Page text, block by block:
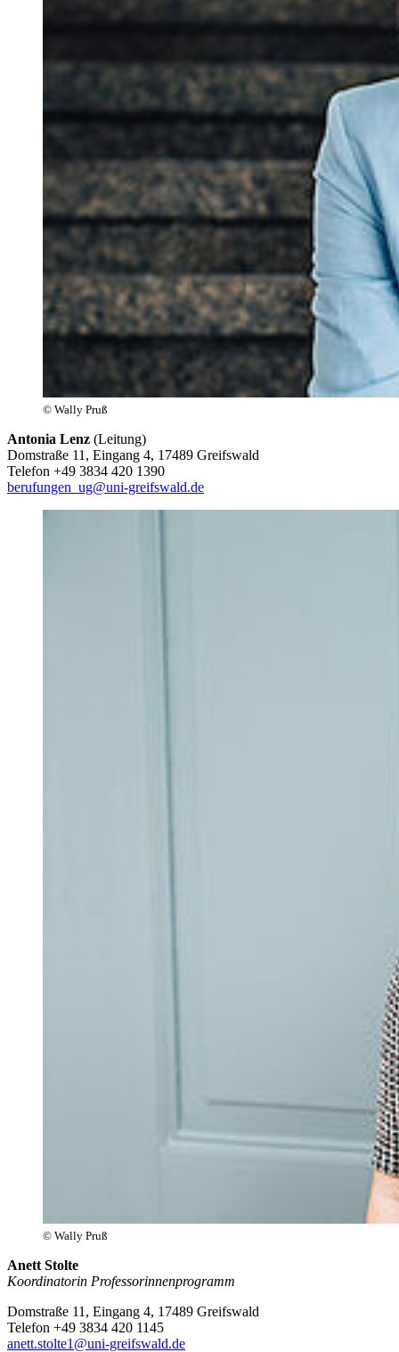
© Wally Pruß
Antonia Lenz (Leitung)
Domstraße 11, Eingang 4, 17489 Greifswald
Telefon +49 3834 420 1390
berufungen_ug@uni-greifswald.de
© Wally Pruß
Anett Stolte
Koordinatorin Professorinnenprogramm
Domstraße 11, Eingang 4, 17489 Greifswald
Telefon +49 3834 420 1145
anett.stolte1 @uni-greifswald.de